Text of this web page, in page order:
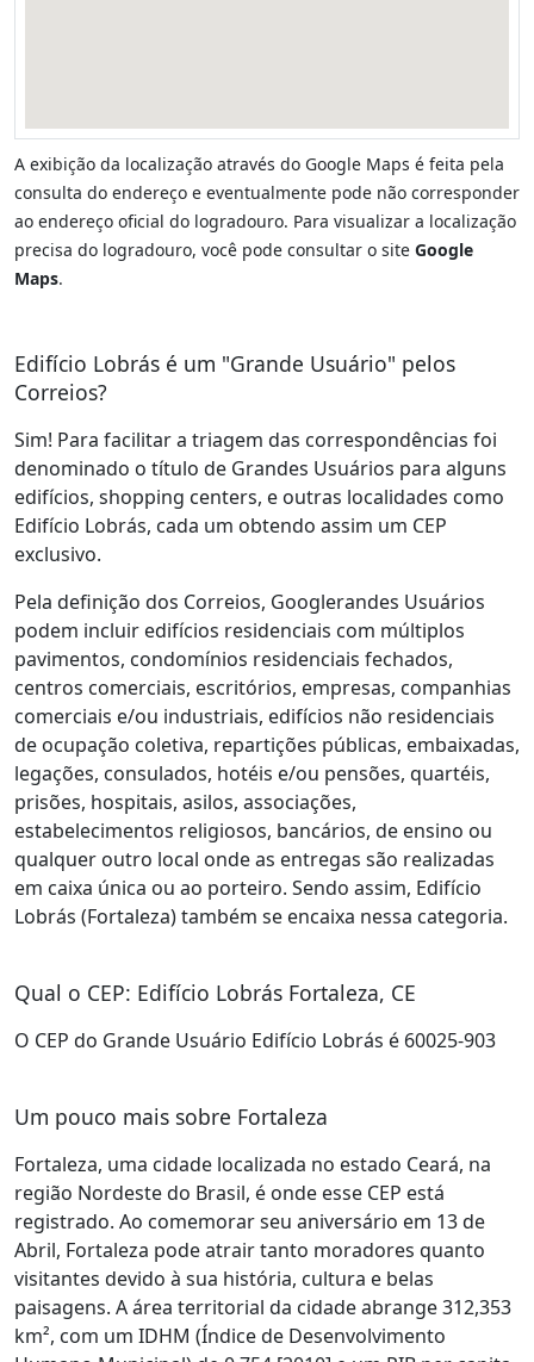
A exibição da localização através do Google Maps é feita pela
consulta do endereço e eventualmente pode não corresponder
ao endereço oficial do logradouro. Para visualizar a localização
precisa do logradouro, você pode consultar o site Google
Maps.
Edifício Lobrás é um "Grande Usuário" pelos
Correios?
Sim! Para facilitar a triagem das correspondências foi
denominado o título de Grandes Usuários para alguns
edifícios, shopping centers, e outras localidades como
Edifício Lobrás, cada um obtendo assim um CEP
exclusivo.
Pela definição dos Correios, Googlerandes Usuários
podem incluir edifícios residenciais com múltiplos
pavimentos, condomínios residenciais fechados,
centros comerciais, escritórios, empresas, companhias
comerciais e/ou industriais, edifícios não residenciais
de ocupação coletiva, repartições públicas, embaixadas,
legações, consulados, hotéis e/ou pensões, quartéis,
prisões, hospitais, asilos, associações,
estabelecimentos religiosos, bancários, de ensino ou
qualquer outro local onde as entregas são realizadas
em caixa única ou ao porteiro. Sendo assim, Edifício
Lobrás (Fortaleza) também se encaixa nessa categoria.
Qual o CEP: Edifício Lobrás Fortaleza, CE
O CEP do Grande Usuário Edifício Lobrás é 60025-903
Um pouco mais sobre Fortaleza
Fortaleza, uma cidade localizada no estado Ceará, na
região Nordeste do Brasil, é onde esse CEP está
registrado. Ao comemorar seu aniversário em 13 de
Abril, Fortaleza pode atrair tanto moradores quanto
visitantes devido à sua história, cultura e belas
paisagens. A área territorial da cidade abrange 312,353
km², com um IDHM (Índice de Desenvolvimento